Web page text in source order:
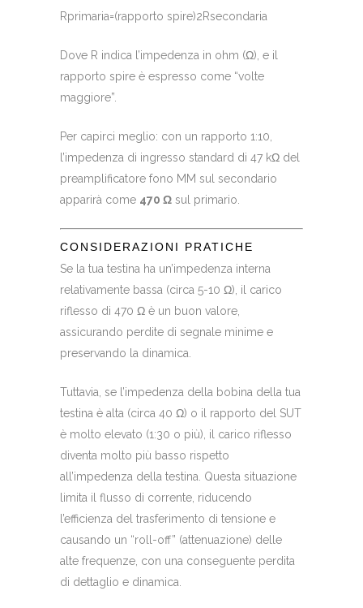
Rprimaria=(rapporto spire)2Rsecondaria
Dove R indica l’impedenza in ohm (Ω), e il
rapporto spire è espresso come “volte
maggiore”.
Per capirci meglio: con un rapporto 1:10,
l’impedenza di ingresso standard di 47 kΩ del
preamplificatore fono MM sul secondario
apparirà come 470 Ω sul primario.
CONSIDERAZIONI PRATICHE
Se la tua testina ha un’impedenza interna
relativamente bassa (circa 5-10 Ω), il carico
riflesso di 470 Ω è un buon valore,
assicurando perdite di segnale minime e
preservando la dinamica.
Tuttavia, se l’impedenza della bobina della tua
testina è alta (circa 40 Ω) o il rapporto del SUT
è molto elevato (1:30 o più), il carico riflesso
diventa molto più basso rispetto
all’impedenza della testina. Questa situazione
limita il flusso di corrente, riducendo
l’efficienza del trasferimento di tensione e
causando un “roll-off” (attenuazione) delle
alte frequenze, con una conseguente perdita
di dettaglio e dinamica.